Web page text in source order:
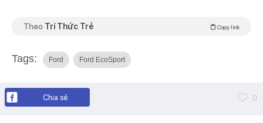
Theo Trí Thức Trẻ Copy link
Tags: Ford Ford EcoSport
Chia sẻ 0